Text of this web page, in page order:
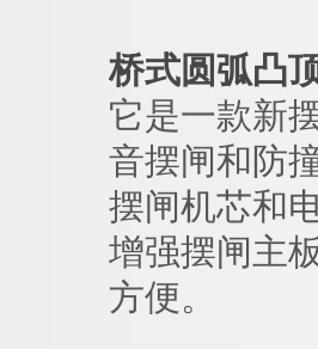
桥式圆弧凸
它是一款新
音摆闸和防
摆闸机芯和
增强摆闸主
方便。